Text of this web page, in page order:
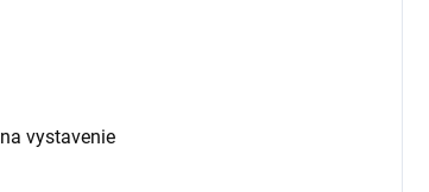
vystavenie